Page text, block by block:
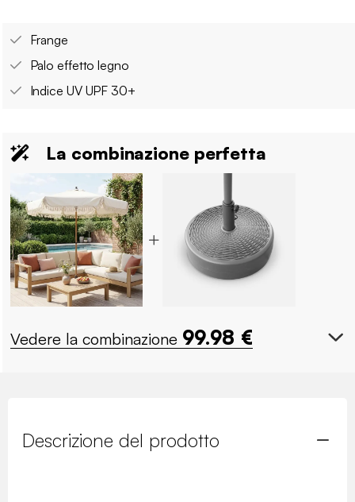
Frange
Palo effetto legno
Indice UV UPF 30+
La combinazione perfetta
Vedere la combinazione 99.98 €
Descrizione del prodotto